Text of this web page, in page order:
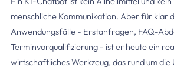
menschliche Kommunikation. Aber für klar
Anwendungsfälle - Erstanfragen, FAQ-
Terminvorqualifizierung - ist er heute ein
wirtschaftliches Werkzeug, das rund um